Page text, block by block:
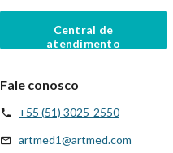
Central de
atendimento
Fale conosco
+55 (51) 3025-2550
artmed1@artmed.com